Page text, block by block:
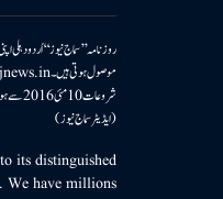
روزنامہ ’’سماج نیوز‘‘ اُردو
(ایڈیٹر سماج نیوز)
its distinguished
We have millions